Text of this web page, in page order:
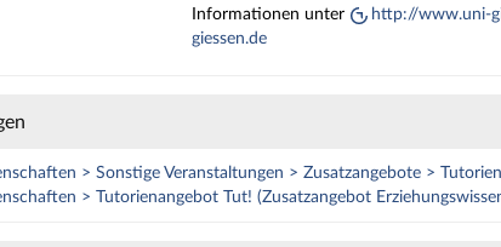
Informationen unter
http://www.uni-
giessen.de
> Sonstige Veranstaltungen > Zusatzangebote >
> Tutorienangebot Tut! (Zusatzangebot